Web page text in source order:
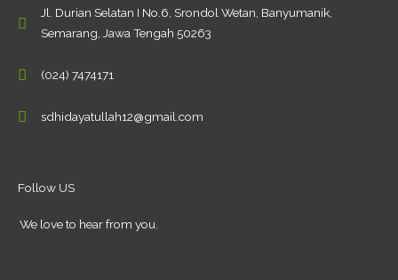
Jl. Durian Selatan I No.6, Srondol Wetan, Banyumanik,
Semarang, Jawa Tengah 50263
(024) 7474171
sdhidayatullah12@gmail.com
Follow US
We love to hear from you.